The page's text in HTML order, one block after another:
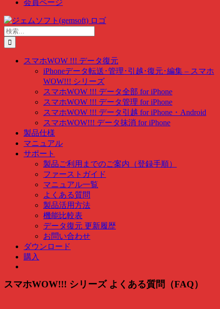
会員ページ
Skip
to
content
検
索
…
スマホWOW !!! データ復元
iPhoneデータ転送･管理･引越･復元･編集 – スマホ
WOW!!! シリーズ
スマホWOW !!! データ全部 for iPhone
スマホWOW !!! データ管理 for iPhone
スマホWOW !!! データ引越 for iPhone・Android
スマホWOW!!! データ抹消 for iPhone
製品仕様
マニュアル
サポート
製品ご利用までのご案内（登録手順）
ファーストガイド
マニュアル一覧
よくある質問
製品活用方法
機能比較表
データ復元 更新履歴
お問い合わせ
ダウンロード
購入
スマホWOW!!! シリーズ よくある質問（FAQ）